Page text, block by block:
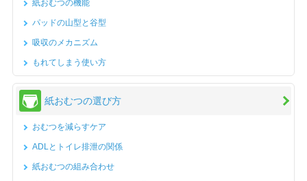
紙おむつの機能
パッドの山型と谷型
吸収のメカニズム
もれてしまう使い方
紙おむつの選び方
おむつを減らすケア
ADLとトイレ排泄の関係
紙おむつの組み合わせ